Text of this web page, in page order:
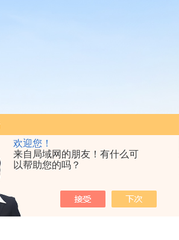
欢迎您！
来自局域网的朋友！有什么可
以帮助您的吗？
当